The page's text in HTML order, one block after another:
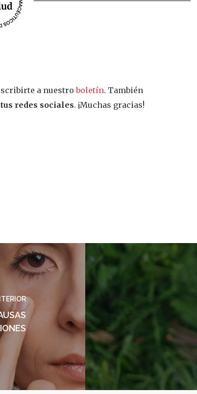
a nuestroboletín. También
redes sociales. ¡Muchas gracias!